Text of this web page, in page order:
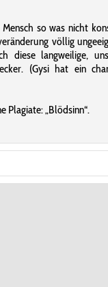
so was nicht
völlig
langweilige,
(Gysi hat ein
Plagiate: „Blödsinn“.